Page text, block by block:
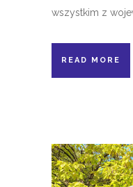
wszystkim z
READ MORE